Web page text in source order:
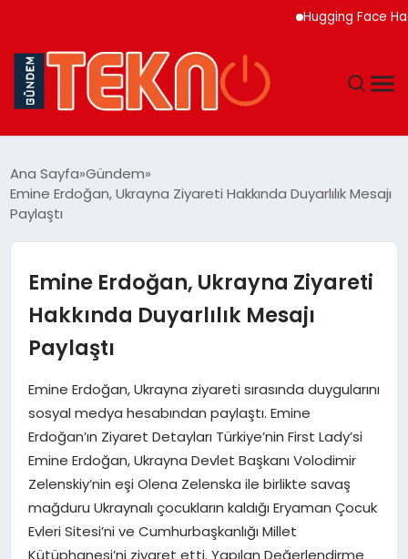
Hugging Face
GÜNDEM
EKONOMI
MAGAZIN
SAĞLIK
SIYASET
SPOR
Ana Sayfa Gündem
Emine Erdoğan, Ukrayna Ziyareti Hakkında Duyarlılık Mesajı
Paylaştı
Emine Erdoğan, Ukrayna Ziyareti
Hakkında Duyarlılık Mesajı
Paylaştı
Emine Erdoğan, Ukrayna ziyareti sırasında duygularını
sosyal medya hesabından paylaştı. Emine
Erdoğan’ın Ziyaret Detayları Türkiye’nin First Lady’si
Emine Erdoğan, Ukrayna Devlet Başkanı Volodimir
Zelenskiy’nin eşi Olena Zelenska ile birlikte savaş
mağduru Ukraynalı çocukların kaldığı Eryaman Çocuk
Evleri Sitesi’ni ve Cumhurbaşkanlığı Millet
Kütüphanesi’ni ziyaret etti. Yapılan Değerlendirme